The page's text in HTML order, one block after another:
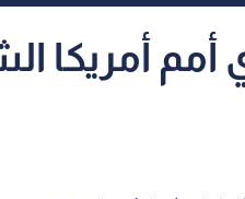
أمريكا